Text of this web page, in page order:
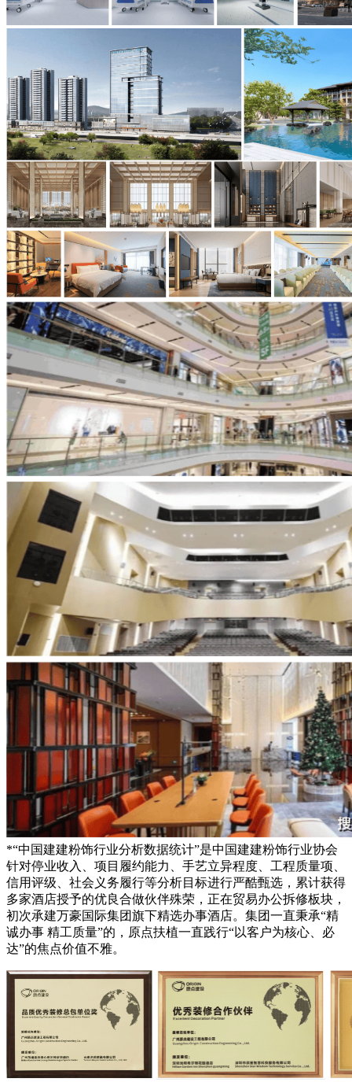
*“中国建建粉饰行业分析数据统计”是中国建建粉饰行业协会
针对停业收入、项目履约能力、手艺立异程度、工程质量项、
信用评级、社会义务履行等分析目标进行严酷甄选，累计获得
多家酒店授予的优良合做伙伴殊荣，正在贸易办公拆修板块，
初次承建万豪国际集团旗下精选办事酒店。集团一直秉承“精
诚办事 精工质量”的，原点扶植一直践行“以客户为核心、必
达”的焦点价值不雅。